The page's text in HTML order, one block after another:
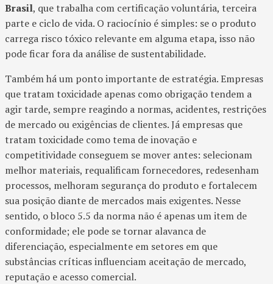
Brasil, que trabalha com certificação voluntária, terceira
parte e ciclo de vida. O raciocínio é simples: se o produto
carrega risco tóxico relevante em alguma etapa, isso não
pode ficar fora da análise de sustentabilidade.
Também há um ponto importante de estratégia. Empresas
que tratam toxicidade apenas como obrigação tendem a
agir tarde, sempre reagindo a normas, acidentes, restrições
de mercado ou exigências de clientes. Já empresas que
tratam toxicidade como tema de inovação e
competitividade conseguem se mover antes: selecionam
melhor materiais, requalificam fornecedores, redesenham
processos, melhoram segurança do produto e fortalecem
sua posição diante de mercados mais exigentes. Nesse
sentido, o bloco 5.5 da norma não é apenas um item de
conformidade; ele pode se tornar alavanca de
diferenciação, especialmente em setores em que
substâncias críticas influenciam aceitação de mercado,
reputação e acesso comercial.